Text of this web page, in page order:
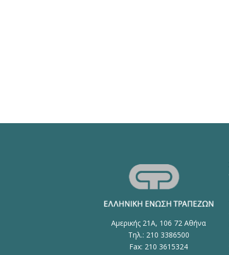
Αμερικής 21Α, 106 72 Αθήνα
Τηλ.: 210 3386500
Fax: 210 3615324